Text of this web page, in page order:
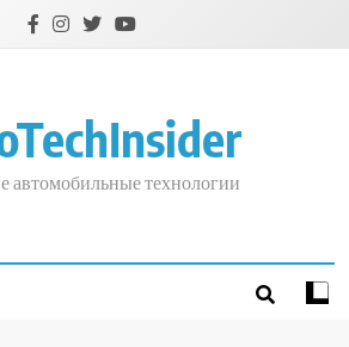
автомобильные технологии